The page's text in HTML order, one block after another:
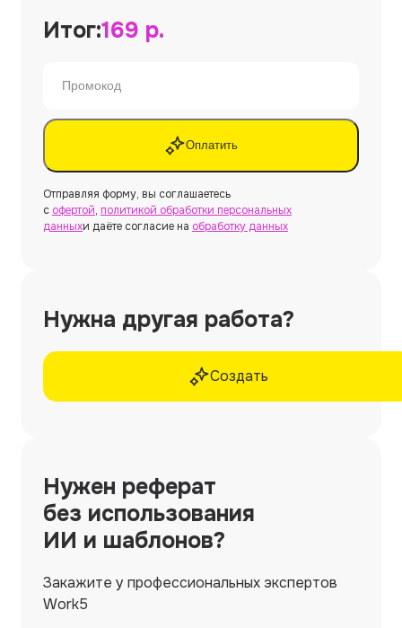
Итог:169 р.
Оплатить
Отправляя форму, вы соглашаетесь
с офертой, политикой обработки персональных
данныхи даёте согласие на обработку данных
Нужна другая работа?
Создать
Нужен реферат
без использования
ИИ и шаблонов?
Закажите у профессиональных экспертов
Work5